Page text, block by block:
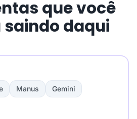
que você
daqui
Manus
Gemini